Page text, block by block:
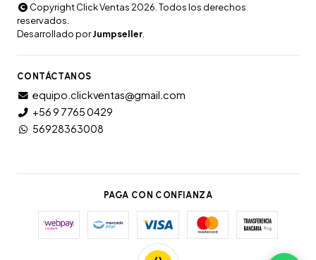
Copyright Click Ventas 2026. Todos los derechos
reservados.
Desarrollado porJumpseller
CONTÁCTANOS
equipo.clickventas@gmail.com
+56 9 7765 0429
56928363008
PAGA CON CONFIANZA